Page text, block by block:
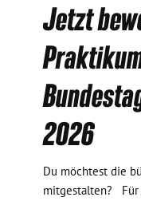
Praktikum
meinem
Bundestagsbüro
Januar
2026
Jetzt
2026
Du möchtest die
mitgestalten? Für